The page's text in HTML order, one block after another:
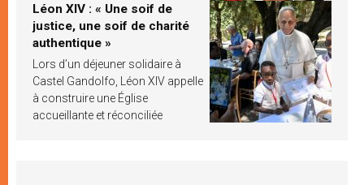
Léon XIV : « Une soif de
justice, une soif de charité
authentique »
Lors d’un déjeuner solidaire à
Castel Gandolfo, Léon XIV appelle
à construire une Église
accueillante et réconciliée